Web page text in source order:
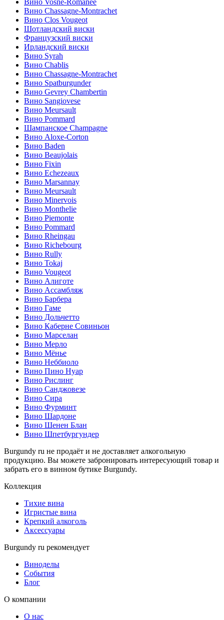
Вино Vosne-Romanee
Вино Chassagne-Montrachet
Вино Clos Vougeot
Шотландский виски
Французский виски
Ирландский виски
Вино Syrah
Вино Chablis
Вино Chassagne-Montrachet
Вино Spatburgunder
Вино Gevrey Chambertin
Вино Sangiovese
Вино Meursault
Вино Pommard
Шампанское Champagne
Вино Aloxe-Corton
Вино Baden
Вино Beaujolais
Вино Fixin
Вино Echezeaux
Вино Marsannay
Вино Meursault
Вино Minervois
Вино Monthelie
Вино Piemonte
Вино Pommard
Вино Rheingau
Вино Richebourg
Вино Rully
Вино Tokaj
Вино Vougeot
Вино Алиготе
Вино Ассамбляж
Вино Барбера
Вино Гаме
Вино Дольчетто
Вино Каберне Совиньон
Вино Марселан
Вино Мерло
Вино Мёнье
Вино Неббиоло
Вино Пино Нуар
Вино Рислинг
Вино Санджовезе
Вино Сира
Вино Фурминт
Вино Шардоне
Вино Шенен Блан
Вино Шпетбургундер
Burgundy ru не продаёт и не доставляет алкогольную
продукцию. Вы можете забронировать интересующий товар и
забрать его в винном бутике Burgundy.
Коллекция
Тихие вина
Игристые вина
Крепкий алкоголь
Аксессуары
Burgundy ru рекомендует
Виноделы
События
Блог
О компании
О нас